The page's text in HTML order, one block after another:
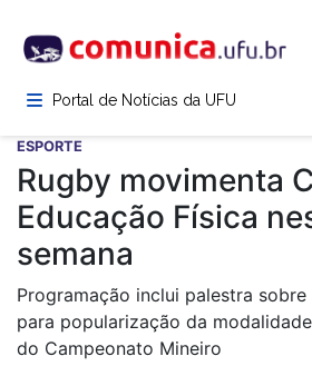
para
conteúdoPortal de Notícias da UFU
ESPORTE
Rugby movimenta
Educação Física
semana
Programação inclui palestra sobre
para popularização da
do Campeonato Mineiro